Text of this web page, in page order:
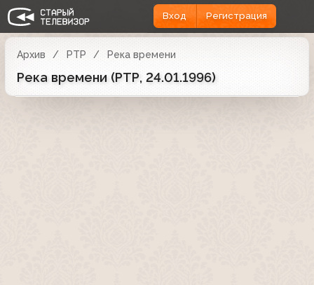
Вход Регистрация
Архив РТР Река времени
Река времени (РТР, 24.01.1996)